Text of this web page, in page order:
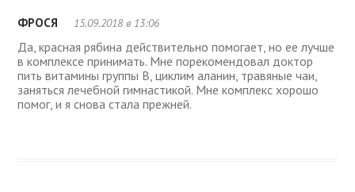
ФРОСЯ 15.09.2018 в 13:06
Да, красная рябина действительно помогает, но ее лучше
в комплексе принимать. Мне порекомендовал доктор
пить витамины группы В, циклим аланин, травяные чаи,
заняться лечебной гимнастикой. Мне комплекс хорошо
помог, и я снова стала прежней.